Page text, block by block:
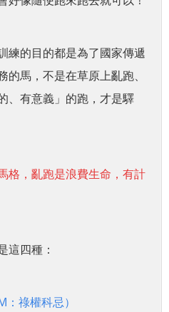
練的目的都是為了國家傳遞
馬，不是在草原上亂跑、
、有意義」的跑，才是驛
格，亂跑是浪費生命，有計
這四種：
祿權科忌）